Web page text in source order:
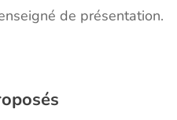
de présentation.